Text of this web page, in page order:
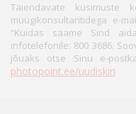
Täiendavate küsimuste
müügikonsultantidega e-
“Kuidas saame Sind
infotelefonile: 800 3686.
jõuaks otse Sinu e-
photopoint.ee/uudiskiri